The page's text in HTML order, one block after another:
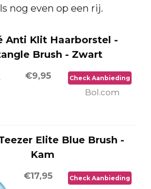
nog even op een rij.
Anti Klit Haarborstel -
Brush - Zwart
€9,95 Check Aanbieding
Bol.com
Elite Blue Brush -
Kam
€17,95 Check Aanbieding